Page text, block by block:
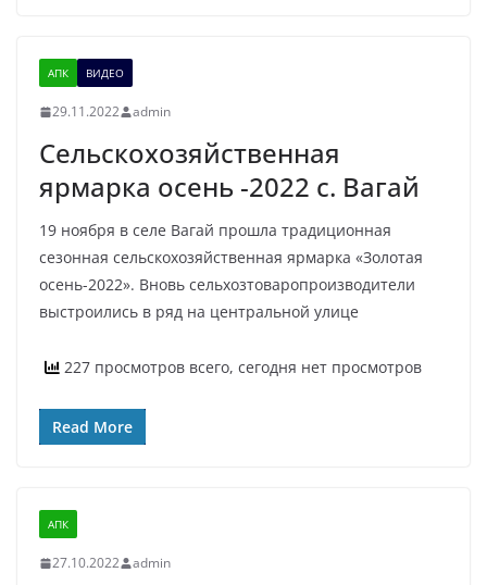
АПК ВИДЕО
29.11.2022 admin
Сельскохозяйственная
ярмарка осень -2022 с. Вагай
19 ноября в селе Вагай прошла традиционная
сезонная сельскохозяйственная ярмарка «Золотая
осень-2022». Вновь сельхозтоваропроизводители
выстроились в ряд на центральной улице
227 просмотров всего, сегодня нет просмотров
Read More
АПК
27.10.2022 admin